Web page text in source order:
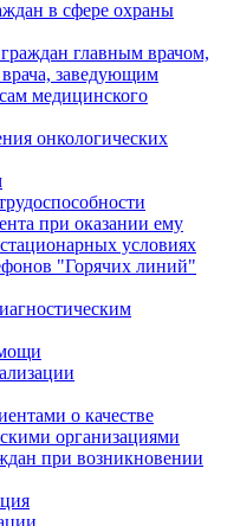
в сфере охраны
главным врачом,
врача, заведующим
медицинского
онкологических
при оказании ему
условиях
"Горячих линий"
о качестве
организациями
при возникновении